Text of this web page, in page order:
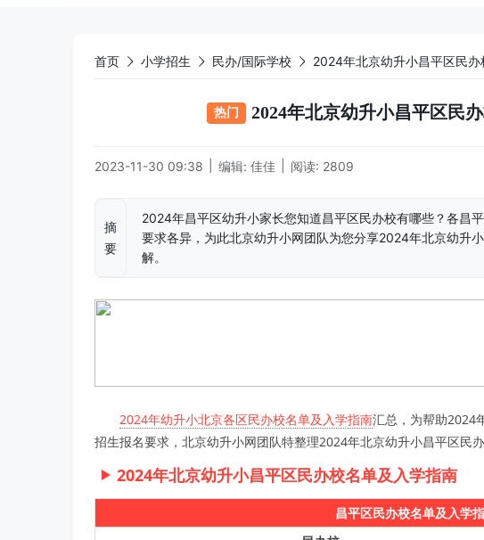
首页 小学招生 民办/国际学校 2024年北京幼升小昌平区民
热门 2024年北京幼升小昌平区民
2023-11-30 09:38 编辑: 佳佳 阅读: 2809
摘
要
2024年昌平区幼升小家长您知道昌平区民办校有哪些？各昌
要求各异，为此北京幼升小网团队为您分享2024年北京幼升
解。
2024年幼升小北京各区民办校名单及入学指南汇总，为帮助2024
招生报名要求，北京幼升小网团队特整理2024年北京幼升小昌平区民办
2024年北京幼升小昌平区民办校名单及入学指南
昌平区民办校名单及入学